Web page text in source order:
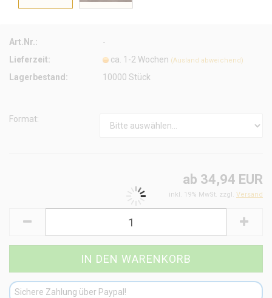
Art.Nr.:
-
Lieferzeit:
ca. 1-2 Wochen (Ausland abweichend)
Lagerbestand: 10000Stück
Format:
ab 34,94 EUR
inkl. 19% MwSt. zzgl. Versand
Sichere Zahlung über Paypal!